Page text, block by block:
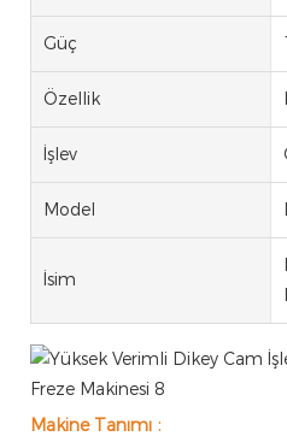
Güç
Özellik
İşlev
Model
İsim
Makine Tanımı :